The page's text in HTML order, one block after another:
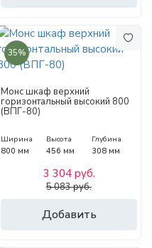
35%
Монс шкаф верхний
горизонтальный высокий 800
(ВПГ-80)
Ширина
800 мм
Высота
456 мм
Глубина
308 мм
Добавить
3 304 руб.
5 083 руб.